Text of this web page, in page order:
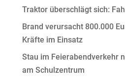
Traktor überschlägt sich:
Brand verursacht 800.000
Kräfte im Einsatz
Stau im Feierabendverkehr
am Schulzentrum